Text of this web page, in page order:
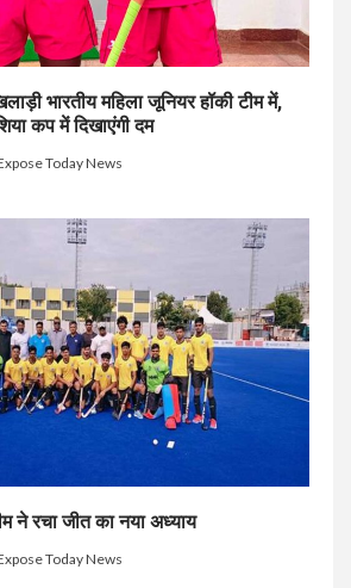
भारतीय महिला जूनियर हॉकी टीम में,
कप में दिखाएंगी दम
Today News
ने रचा जीत का नया अध्याय
Today News